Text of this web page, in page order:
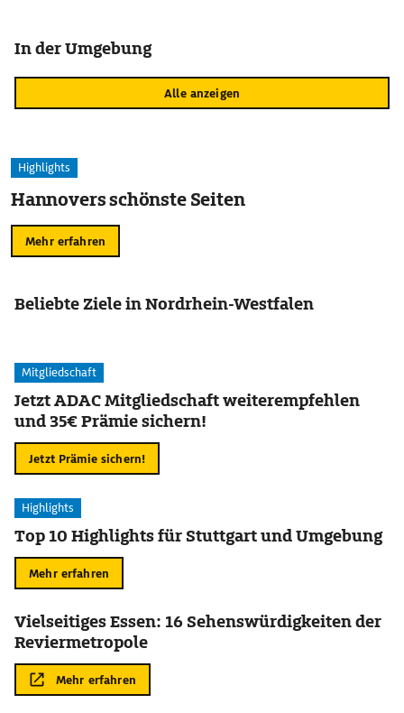
In der Umgebung
Alle anzeigen
Highlights
Hannovers schönste Seiten
Mehr erfahren
Beliebte Ziele in Nordrhein-Westfalen
Mitgliedschaft
Jetzt ADAC Mitgliedschaft weiterempfehlen
und 35€ Prämie sichern!
Jetzt Prämie sichern!
Highlights
Top 10 Highlights für Stuttgart und Umgebung
Mehr erfahren
Vielseitiges Essen: 16 Sehenswürdigkeiten der
Reviermetropole
Mehr erfahren